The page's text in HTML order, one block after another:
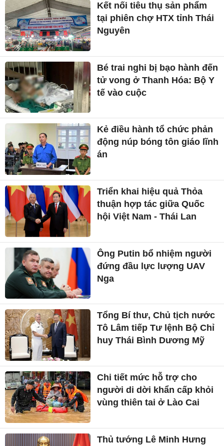
Kết nối tiêu thụ sản phẩm
tại phiên chợ HTX tỉnh Thái
Nguyên
Bé trai nghi bị bạo hành đến
tử vong ở Thanh Hóa: Bộ Y
tế vào cuộc
Kẻ điều hành tổ chức phản
động núp bóng tôn giáo lĩnh
án
Triển khai hiệu quả Thỏa
thuận hợp tác giữa Quốc
hội Việt Nam - Thái Lan
Ông Putin bổ nhiệm người
đứng đầu lực lượng UAV
Nga
Tổng Bí thư, Chủ tịch nước
Tô Lâm tiếp Tư lệnh Bộ Chỉ
huy Thái Bình Dương Mỹ
Chi tiết mức hỗ trợ cho
người di dời khẩn cấp khỏi
vùng thiên tai ở Lào Cai
Thủ tướng Lê Minh Hưng